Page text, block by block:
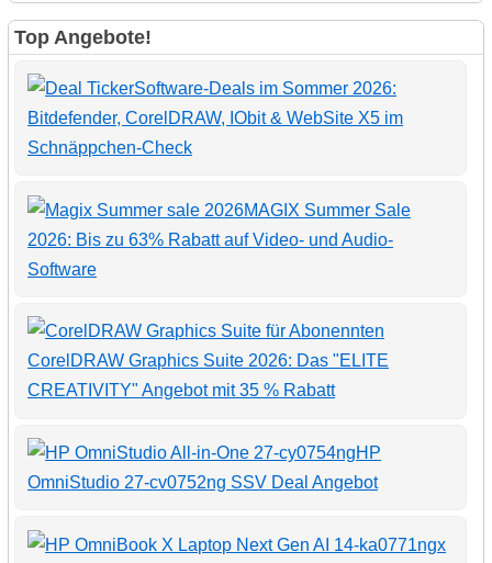
Top Angebote!
Software-Deals im Sommer 2026:
Bitdefender, CorelDRAW, IObit & WebSite X5 im
Schnäppchen-Check
MAGIX Summer Sale
2026: Bis zu 63% Rabatt auf Video- und Audio-
Software
CorelDRAW Graphics Suite 2026: Das "ELITE
CREATIVITY" Angebot mit 35 % Rabatt
HP
OmniStudio 27-cv0752ng SSV Deal Angebot